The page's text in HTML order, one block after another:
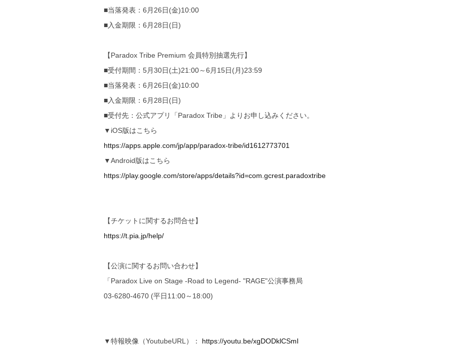
■当落発表：6月26日(金)10:00
■入金期限：6月28日(日)
【Paradox Tribe Premium 会員特別抽選先行】
■受付期間：5月30日(土)21:00～6月15日(月)23:59
■当落発表：6月26日(金)10:00
■入金期限：6月28日(日)
■受付先：公式アプリ「Paradox Tribe」よりお申し込みください。
▼iOS版はこちら
https://apps.apple.com/jp/app/paradox-tribe/id1612773701
▼Android版はこちら
https://play.google.com/store/apps/details?id=com.gcrest.paradoxtribe
【チケットに関するお問合せ】
https://t.pia.jp/help/
【公演に関するお問い合わせ】
「Paradox Live on Stage -Road to Legend- "RAGE"公演事務局
03-6280-4670 (平日11:00～18:00)
▼特報映像（YoutubeURL）： https://youtu.be/xgDODklCSmI